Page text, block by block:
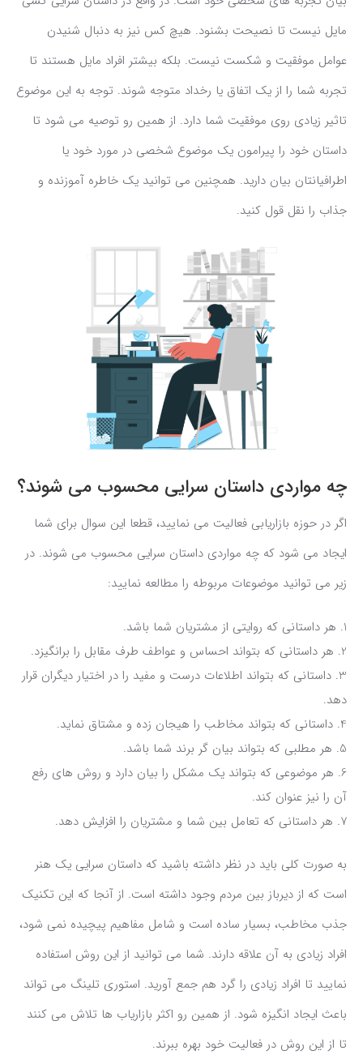
مایل نیست تا نصیحت بشنود. هیچ کس نیز به دنبال شنیدن
عوامل موفقیت و شکست نیست. بلکه بیشتر افراد مایل هستند تا
تجربه شما را از یک اتفاق یا رخداد متوجه شوند. توجه به این موضوع
تاثیر زیادی روی موفقیت شما دارد. از همین رو توصیه می شود تا
داستان خود را پیرامون یک موضوع شخصی در مورد خود یا
اطرافیانتان بیان دارید. همچنین می توانید یک خاطره آموزنده و
جذاب را نقل قول کنید.
چه مواردی داستان سرایی محسوب می شوند؟
اگر در حوزه بازاریابی فعالیت می نمایید، قطعا این سوال برای شما
ایجاد می شود که چه مواردی داستان سرایی محسوب می شوند. در
زیر می توانید موضوعات مربوطه را مطالعه نمایید:
هر داستانی که روایتی از مشتریان شما باشد.
هر داستانی که بتواند احساس و عواطف طرف مقابل را برانگیزد.
داستانی که بتواند اطلاعات درست و مفید را در اختیار دیگران قرار
دهد.
داستانی که بتواند مخاطب را هیجان زده و مشتاق نماید.
هر مطلبی که بتواند بیان گر برند شما باشد.
هر موضوعی که بتواند یک مشکل را بیان دارد و روش های رفع
آن را نیز عنوان کند.
هر داستانی که تعامل بین شما و مشتریان را افزایش دهد.
به صورت کلی باید در نظر داشته باشید که داستان سرایی یک هنر
است که از دیرباز بین مردم وجود داشته است. از آنجا که این تکنیک
جذب مخاطب، بسیار ساده است و شامل مفاهیم پیچیده نمی شود،
افراد زیادی به آن علاقه دارند. شما می توانید از این روش استفاده
نمایید تا افراد زیادی را گرد هم جمع آورید. استوری تلینگ می تواند
باعث ایجاد انگیزه شود. از همین رو اکثر بازاریاب ها تلاش می کنند
تا از این روش در فعالیت خود بهره ببرند.